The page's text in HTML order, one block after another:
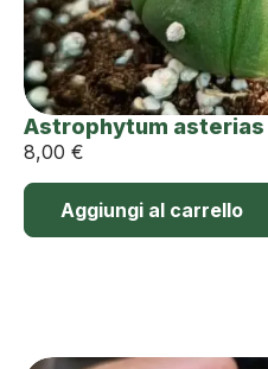
Astrophytum asterias
8,00 €
Aggiungi al carrello